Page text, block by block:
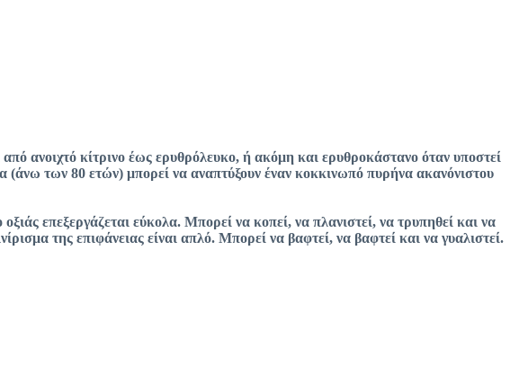
ανοιχτό κίτρινο έως ερυθρόλευκο, ή ακόμη και ερυθροκάστανο όταν υποστεί
των 80 ετών) μπορεί να αναπτύξουν έναν κοκκινωπό πυρήνα ακανόνιστου
επεξεργάζεται εύκολα. Μπορεί να κοπεί, να πλανιστεί, να τρυπηθεί και να
της επιφάνειας είναι απλό. Μπορεί να βαφτεί, να βαφτεί και να γυαλιστεί.